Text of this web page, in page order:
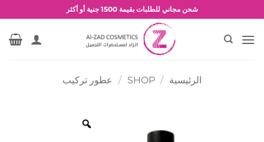
للمحتوى
شحن مجاني للطلبات بقيمة 1500 جنية أو أكثر
عروض وخصومات حصرية
الرئيسية /
SHOP
/ عطور تركيب